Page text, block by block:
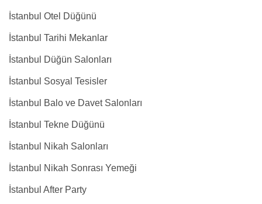
İstanbul Otel Düğünü
İstanbul Tarihi Mekanlar
İstanbul Düğün Salonları
İstanbul Sosyal Tesisler
İstanbul Balo ve Davet Salonları
İstanbul Tekne Düğünü
İstanbul Nikah Salonları
İstanbul Nikah Sonrası Yemeği
İstanbul After Party